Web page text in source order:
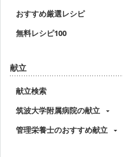
おすすめ厳選レシピ
無料レシピ100
献立
献立検索
筑波大学附属病院の献立
管理栄養士のおすすめ献立